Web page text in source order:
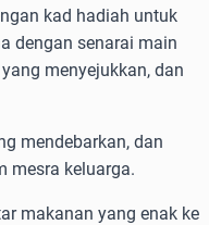
kad hadiah untuk
dengan senarai main
menyejukkan, dan
mendebarkan, dan
mesra keluarga.
makanan yang enak ke